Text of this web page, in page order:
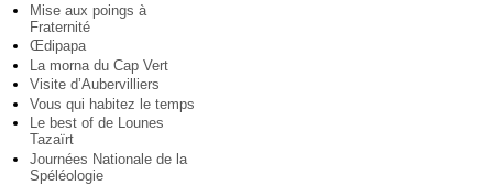
Mise aux poings à
Fraternité
Œdipapa
La morna du Cap Vert
Visite d’Aubervilliers
Vous qui habitez le temps
Le best of de Lounes
Tazaïrt
Journées Nationale de la
Spéléologie